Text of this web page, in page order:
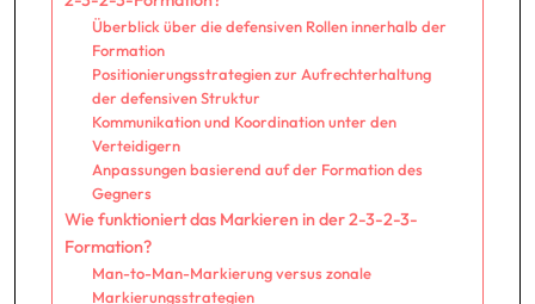
Überblick über die defensiven Rollen innerhalb der
Formation
Positionierungsstrategien zur Aufrechterhaltung
der defensiven Struktur
Kommunikation und Koordination unter den
Verteidigern
Anpassungen basierend auf der Formation des
Gegners
Wie funktioniert das Markieren in der 2-3-2-3-
Formation?
Man-to-Man-Markierung versus zonale
Markierungsstrategien